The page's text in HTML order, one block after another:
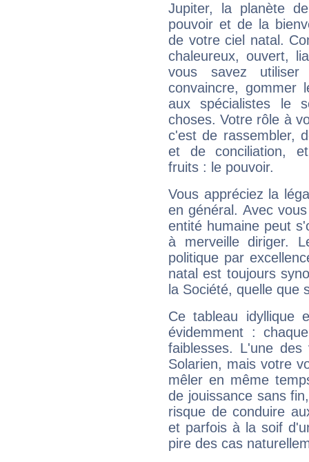
Jupiter, la planète
pouvoir et de la
de votre ciel natal.
chaleureux, ouvert,
vous savez
convaincre, gommer
aux spécialistes le
choses. Votre rôle à
c'est de rassembler,
et de conciliation,
fruits : le pouvoir.
Vous appréciez la
en général. Avec
entité humaine peut
à merveille diriger.
politique par
natal est toujours
la Société, quelle que
Ce tableau idyllique
évidemment :
faiblesses. L'une
Solarien, mais votre
mêler en même
de jouissance sans
risque de conduire
et parfois à la soif
pire des cas